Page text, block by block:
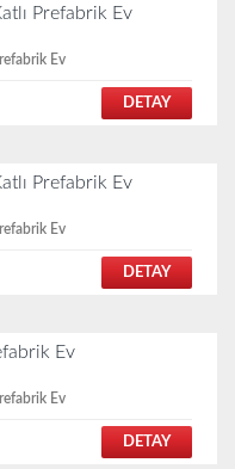
Ev
DETAY
Ev
DETAY
Ev
DETAY